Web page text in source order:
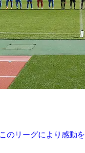
のリーグにより感動を